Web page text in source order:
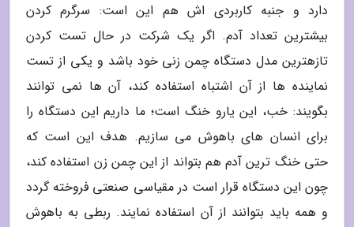
دارد و جنبه کاربردی اش هم این است: سرگرم کردن
بیشترین تعداد آدم. اگر یک شرکت در حال تست کردن
تازهترین مدل دستگاه چمن زنی خود باشد و یکی از تست
نماینده ها از آن اشتباه استفاده کند، آن ها نمی توانند
بگویند: خب، این یارو خنگ است؛ ما داریم این دستگاه را
برای انسان های باهوش می سازیم. هدف این است که
حتی خنگ ترین آدم هم بتواند از این چمن زن استفاده کند،
چون این دستگاه قرار است در مقیاسی صنعتی فروخته گردد
و همه باید بتوانند از آن استفاده نمایند. ربطی به باهوش